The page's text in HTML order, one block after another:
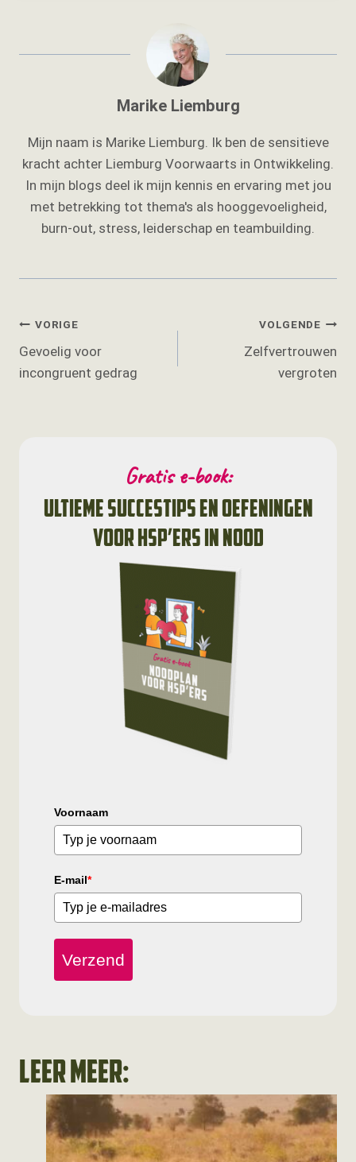
Marike Liemburg
Mijn naam is Marike Liemburg. Ik ben de sensitieve
kracht achter Liemburg Voorwaarts in Ontwikkeling.
In mijn blogs deel ik mijn kennis en ervaring met jou
met betrekking tot thema's als hooggevoeligheid,
burn-out, stress, leiderschap en teambuilding.
Bericht
navigatie
VORIGE
Gevoelig voor
incongruent gedrag
VOLGENDE
Zelfvertrouwen
vergroten
Gratis e-book:
ultieme succestips en oefeningen
voor HSP’ers in nood
Voornaam
E-mail*
Verzend
Leer meer: